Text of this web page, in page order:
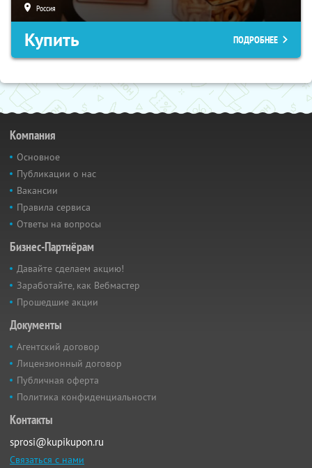
Россия
Купить ПОДРОБНЕЕ
Компания
Основное
Публикации о нас
Вакансии
Правила сервиса
Ответы на вопросы
Бизнес-Партнёрам
Давайте сделаем акцию!
Заработайте, как Вебмастер
Прошедшие акции
Документы
Агентский договор
Лицензионный договор
Публичная оферта
Политика конфиденциальности
Контакты
sprosi@kupikupon.ru
Связаться с нами